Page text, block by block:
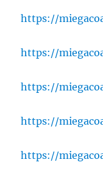
https://
https://
https://
https://
https://